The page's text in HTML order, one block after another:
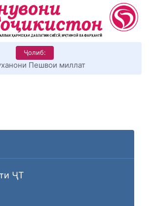
Ҷолиб:
Пешвои миллат
ҶТ